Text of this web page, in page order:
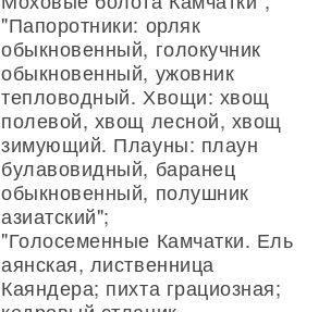
"Папоротники: орляк
обыкновенный, голокучник
обыкновенный, ужовник
тепловодный. Хвощи: хвощ
полевой, хвощ лесной, хвощ
зимующий. Плауны: плаун
булавовидный, баранец
обыкновенный, полушник
азиатский";
"Голосеменные Камчатки. Ель
аянская, лиственница
Каяндера; пихта грациозная;